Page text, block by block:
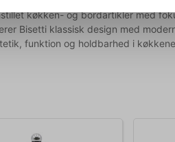
køkken- og bordartikler med
Bisetti klassisk design med
funktion og holdbarhed i